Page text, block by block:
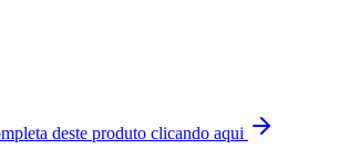
deste produto clicando aqui